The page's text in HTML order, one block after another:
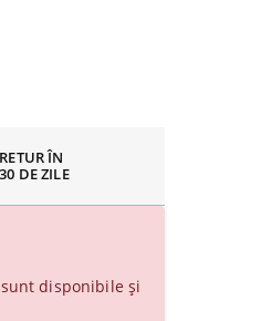
RETUR ÎN
30 DE ZILE
disponibile și